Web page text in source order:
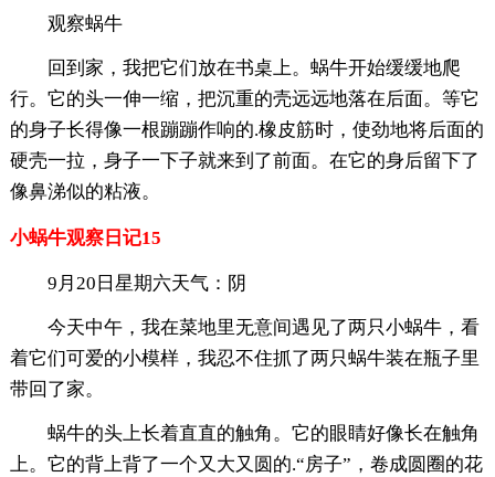
观察蜗牛
回到家，我把它们放在书桌上。蜗牛开始缓缓地爬
行。它的头一伸一缩，把沉重的壳远远地落在后面。等它
的身子长得像一根蹦蹦作响的.橡皮筋时，使劲地将后面的
硬壳一拉，身子一下子就来到了前面。在它的身后留下了
像鼻涕似的粘液。
小蜗牛观察日记15
9月20日星期六天气：阴
今天中午，我在菜地里无意间遇见了两只小蜗牛，看
着它们可爱的小模样，我忍不住抓了两只蜗牛装在瓶子里
带回了家。
蜗牛的头上长着直直的触角。它的眼睛好像长在触角
上。它的背上背了一个又大又圆的.“房子”，卷成圆圈的花